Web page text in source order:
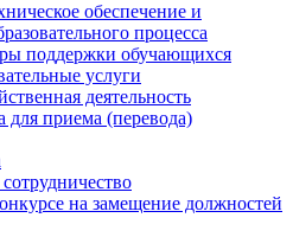
обеспечение и
процесса
поддержки обучающихся
услуги
деятельность
для приема (перевода)
на замещение должностей